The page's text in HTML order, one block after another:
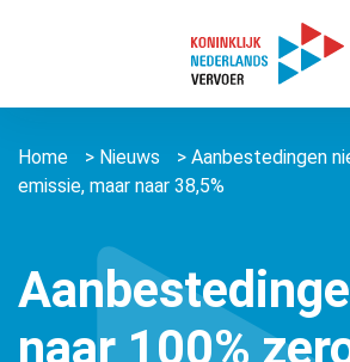
van mobiliteit
belang van personenvervoer
Sectoren
en Taxi
Vervoer
Over ons
ons
us ǀ English
Agenda
Kennisportaal
Home > Nieuws > Aanbestedingen
emissie, maar naar 38,5%
naar 100%